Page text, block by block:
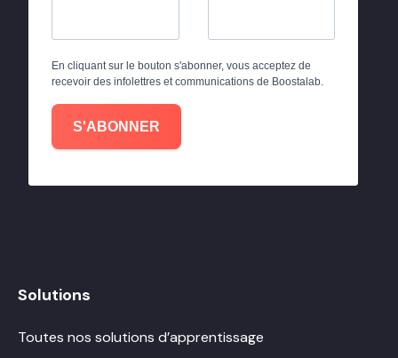
En cliquant sur le bouton s'abonner, vous acceptez de
recevoir des infolettres et communications de Boostalab.
S'ABONNER
Solutions
Toutes nos solutions d’apprentissage